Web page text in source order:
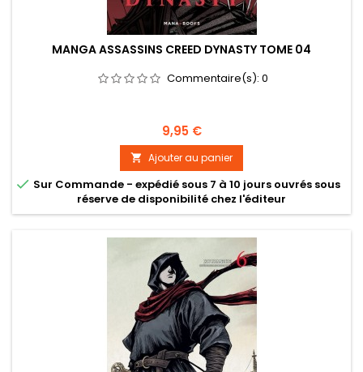
MANGA ASSASSINS CREED DYNASTY TOME 04
Commentaire(s): 0
Prix
9,95 €
 Ajouter au panier
 Sur Commande - expédié sous 7 à 10 jours ouvrés sous
réserve de disponibilité chez l'éditeur